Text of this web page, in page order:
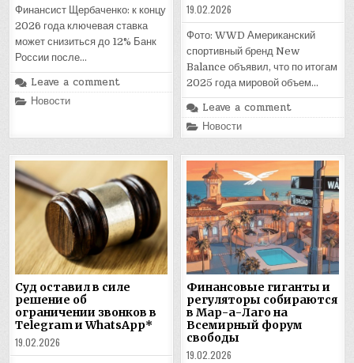
Финансист Щербаченко: к концу
2026 года ключевая ставка
может снизиться до 12% Банк
России после…
Leave a comment
Posted
Новости
19.02.2026
Фото: WWD Американский
спортивный бренд New
Balance объявил, что по итогам
2025 года мировой объем…
Leave a comment
Posted
in
Новости
Суд оставил в силе
решение об
ограничении звонков в
Telegram и WhatsApp*
19.02.2026
Финансовые гиганты и
регуляторы собираются
в Мар-а-Лаго на
Всемирный форум
свободы
19.02.2026